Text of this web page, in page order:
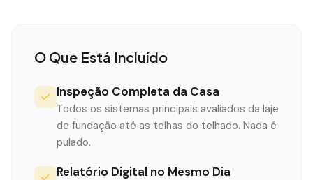
O Que Está Incluído
Inspeção Completa da Casa
Todos os sistemas principais avaliados da laje
de fundação até as telhas do telhado. Nada é
pulado.
Relatório Digital no Mesmo Dia